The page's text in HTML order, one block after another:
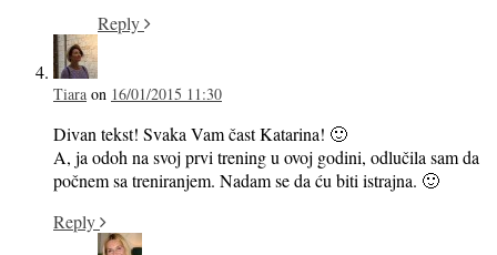
Reply
Tiara on 16/01/2015 11:30
Divan tekst! Svaka Vam čast Katarina! 🙂
A, ja odoh na svoj prvi trening u ovoj godini, odlučila sam da
počnem sa treniranjem. Nadam se da ću biti istrajna. 🙂
Reply